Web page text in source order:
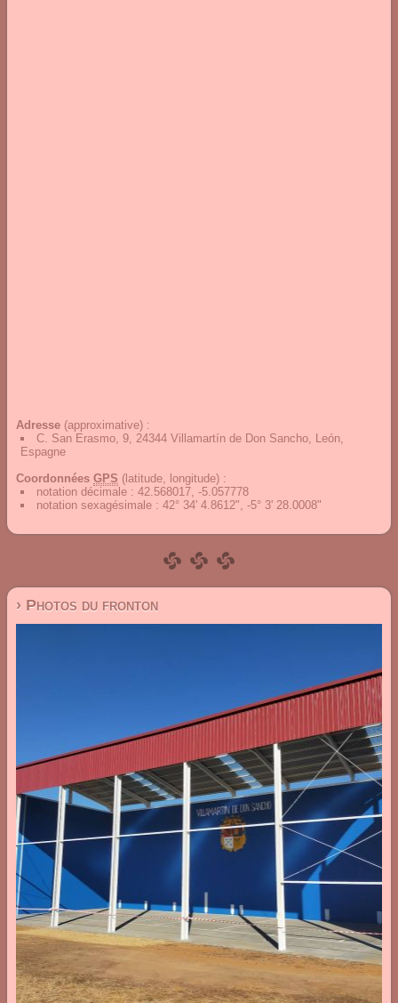
Adresse (approximative) :
C. San Erasmo, 9, 24344 Villamartín de Don Sancho, León,
Espagne
Coordonnées GPS (latitude, longitude) :
notation décimale : 42.568017, -5.057778
notation sexagésimale : 42° 34' 4.8612", -5° 3' 28.0008"
› Photos du fronton